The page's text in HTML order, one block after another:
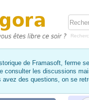
de Framasoft, ferme
consulter les discussions
avez des questions, on se